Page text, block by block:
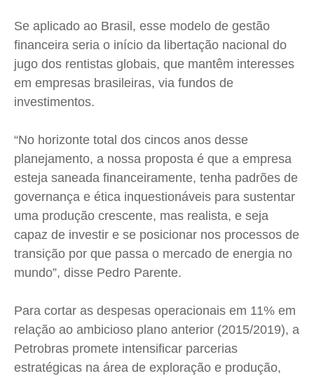
Se aplicado ao Brasil, esse modelo de gestão
financeira seria o início da libertação nacional do
jugo dos rentistas globais, que mantêm interesses
em empresas brasileiras, via fundos de
investimentos.
“No horizonte total dos cincos anos desse
planejamento, a nossa proposta é que a empresa
esteja saneada financeiramente, tenha padrões de
governança e ética inquestionáveis para sustentar
uma produção crescente, mas realista, e seja
capaz de investir e se posicionar nos processos de
transição por que passa o mercado de energia no
mundo”, disse Pedro Parente.
Para cortar as despesas operacionais em 11% em
relação ao ambicioso plano anterior (2015/2019), a
Petrobras promete intensificar parcerias
estratégicas na área de exploração e produção,